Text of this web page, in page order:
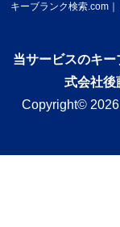
キーブランク検索.com
当サービスのキ
式会社後
Copyright©